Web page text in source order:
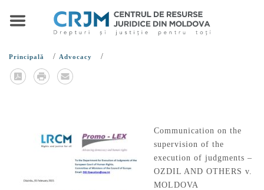
Principală / Advocacy /
Communication on the
supervision of the
execution of judgments –
OZDIL AND OTHERS v.
MOLDOVA